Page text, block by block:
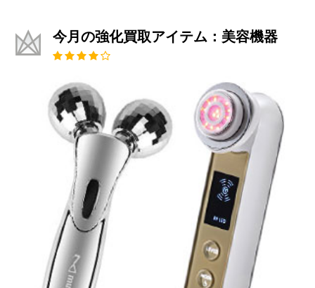
今月の強化買取アイテム：美容機器